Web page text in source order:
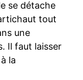
se détache
tout
une
Il faut laisser
la